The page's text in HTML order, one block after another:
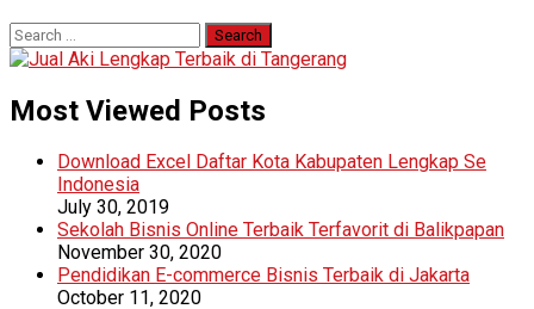
Search
for:
Most Viewed Posts
Download Excel Daftar Kota Kabupaten Lengkap Se
Indonesia
July 30, 2019
Sekolah Bisnis Online Terbaik Terfavorit di Balikpapan
November 30, 2020
Pendidikan E-commerce Bisnis Terbaik di Jakarta
October 11, 2020